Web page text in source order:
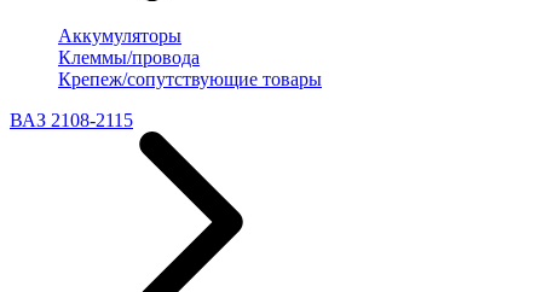
Аккумуляторы
Клеммы/провода
Крепеж/сопутствующие товары
ВАЗ 2108-2115